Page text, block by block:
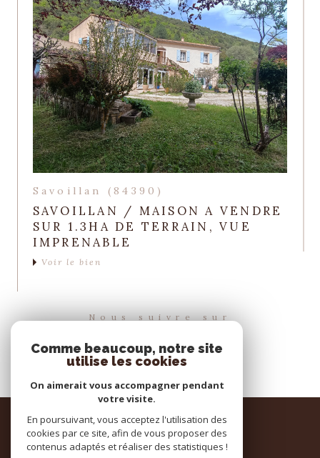
Savoillan (84390)
SAVOILLAN / MAISON A VENDRE
SUR 1.3HA DE TERRAIN, VUE
IMPRENABLE
Voir le bien
Nous suivre sur
Espace
PROPRIÉTAIRE
se connecter
Comme beaucoup, notre site
utilise les cookies
On aimerait vous accompagner pendant
votre visite.
En poursuivant, vous acceptez l'utilisation des
cookies par ce site, afin de vous proposer des
contenus adaptés et réaliser des statistiques !